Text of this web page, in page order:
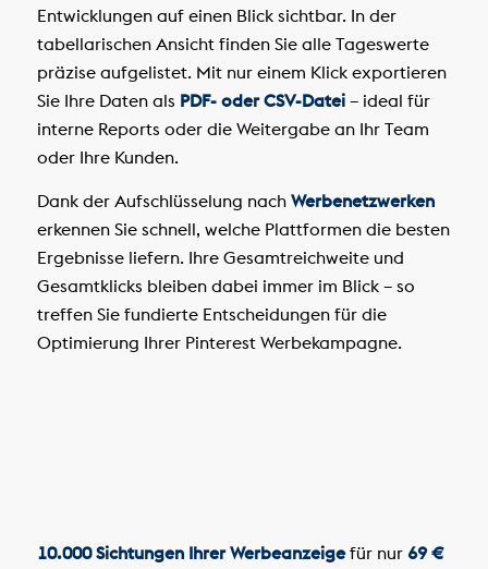
Entwicklungen auf einen Blick sichtbar. In der
tabellarischen Ansicht finden Sie alle Tageswerte
präzise aufgelistet. Mit nur einem Klick exportieren
Sie Ihre Daten als PDF- oder CSV-Datei– ideal für
interne Reports oder die Weitergabe an Ihr Team
oder Ihre Kunden.
Dank der Aufschlüsselung nach Werbenetzwerken
erkennen Sie schnell, welche Plattformen die besten
Ergebnisse liefern. Ihre Gesamtreichweite und
Gesamtklicks bleiben dabei immer im Blick – so
treffen Sie fundierte Entscheidungen für die
Optimierung Ihrer Pinterest Werbekampagne.
10.000 Sichtungen Ihrer Werbeanzeigefür nur 69 €